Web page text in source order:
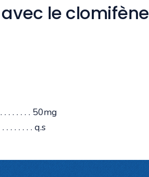
le clomifène
. . . . . . 50mg
. . . . . . . q.s